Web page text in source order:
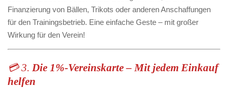
Finanzierung von Bällen, Trikots oder anderen Anschaffungen
für den Trainingsbetrieb. Eine einfache Geste – mit großer
Wirkung für den Verein!
💳 3. Die 1%-Vereinskarte – Mit jedem Einkauf
helfen